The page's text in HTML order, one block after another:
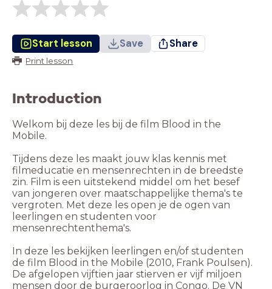
Start lesson Save Share
Print lesson
Introduction
Welkom bij deze les bij de film Blood in the
Mobile.
Tijdens deze les maakt jouw klas kennis met
filmeducatie en mensenrechten in de breedste
zin. Film is een uitstekend middel om het besef
van jongeren over maatschappelijke thema's te
vergroten. Met deze les open je de ogen van
leerlingen en studenten voor
mensenrechtenthema's.
In deze les bekijken leerlingen en/of studenten
de film Blood in the Mobile (2010, Frank Poulsen).
De afgelopen vijftien jaar stierven er vijf miljoen
mensen door de burgeroorlog in Congo. De VN